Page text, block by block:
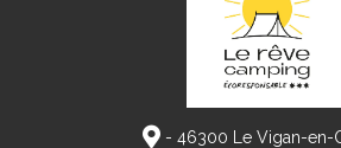
- 46300 Le Vigan-en-